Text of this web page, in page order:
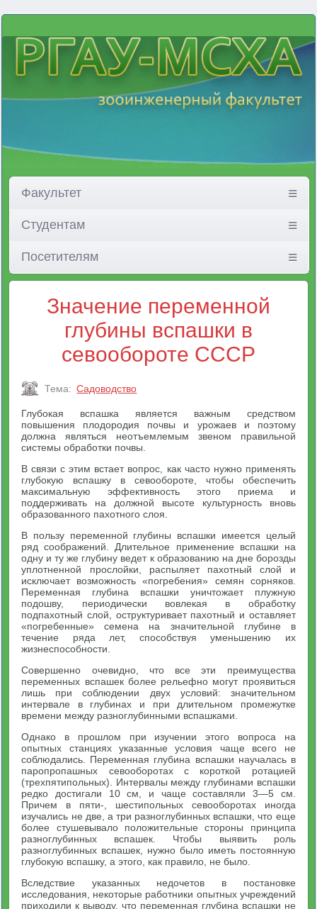
Факультет
Студентам
Посетителям
Значение переменной
глубины вспашки в
севообороте СССР
Тема: Садоводство
Глубокая вспашка является важным средством
повышения плодородия почвы и урожаев и поэтому
должна являться неотъемлемым звеном правильной
системы обработки почвы.
В связи с этим встает вопрос, как часто нужно применять
глубокую вспашку в севообороте, чтобы обеспечить
максимальную эффективность этого приема и
поддерживать на должной высоте культурность вновь
образованного пахотного слоя.
В пользу переменной глубины вспашки имеется целый
ряд соображений. Длительное применение вспашки на
одну и ту же глубину ведет к образованию на дне борозды
уплотненной прослойки, распыляет пахотный слой и
исключает возможность «погребения» семян сорняков.
Переменная глубина вспашки уничтожает плужную
подошву, периодически вовлекая в обработку
подпахотный слой, оструктуривает пахотный и оставляет
«погребенные» семена на значительной глубине в
течение ряда лет, способствуя уменьшению их
жизнеспособности.
Совершенно очевидно, что все эти преимущества
переменных вспашек более рельефно могут проявиться
лишь при соблюдении двух условий: значительном
интервале в глубинах и при длительном промежутке
времени между разноглубинными вспашками.
Однако в прошлом при изучении этого вопроса на
опытных станциях указанные условия чаще всего не
соблюдались. Переменная глубина вспашки научалась в
паропропашных севооборотах с короткой ротацией
(трехпятипольных). Интервалы между глубинами вспашки
редко достигали 10 см, и чаще составляли 3—5 см.
Причем в пяти-, шестипольных севооборотах иногда
изучались не две, а три разноглубинных вспашки, что еще
более стушевывало положительные стороны принципа
разноглубинных вспашек. Чтобы выявить роль
разноглубинных вспашек, нужно было иметь постоянную
глубокую вспашку, а этого, как правило, не было.
Вследствие указанных недочетов в постановке
исследования, некоторые работники опытных учреждений
приходили к выводу, что переменная глубина вспашки не